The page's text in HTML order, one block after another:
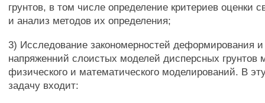
грунтов, в том числе определение критериев оценки
и анализ методов их определения;
3) Исследование закономерностей деформирования
напряженний слоистых моделей дисперсных грунтов
физического и математического моделирований. В
задачу входит: